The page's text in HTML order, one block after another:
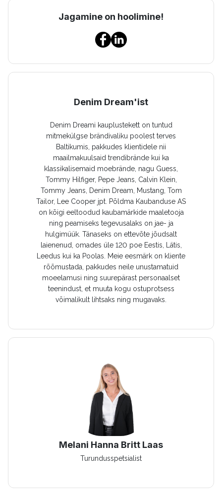
Jagamine on hoolimine!
Denim Dream'ist
Denim Dreami kauplustekett on tuntud
mitmekülgse brändivaliku poolest terves
Baltikumis, pakkudes klientidele nii
maailmakuulsaid trendibrände kui ka
klassikalisemaid moebrände, nagu Guess,
Tommy Hilfiger, Pepe Jeans, Calvin Klein,
Tommy Jeans, Denim Dream, Mustang, Tom
Tailor, Lee Cooper jpt. Põldma Kaubanduse AS
on kõigi eeltoodud kaubamärkide maaletooja
ning peamiseks tegevusalaks on jae- ja
hulgimüük. Tänaseks on ettevõte jõudsalt
laienenud, omades üle 120 poe Eestis, Lätis,
Leedus kui ka Poolas. Meie eesmärk on kliente
rõõmustada, pakkudes neile unustamatuid
moeelamusi ning suurepärast personaalset
teenindust, et muuta kogu ostuprotsess
võimalikult lihtsaks ning mugavaks.
Melani Hanna Britt Laas
Turundusspetsialist